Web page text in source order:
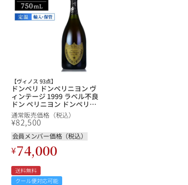
【ヴィノス 93点】
ドンペリ ドンペリニヨン ヴ
ィンテージ 1999 ラベル不良
ドン ペリニヨン ドンペリニ
ョン Dom Perignon
Vintage フランス シャンパ
ン シャンパーニュ【ol】
通常販売価格（税込）
¥82,500
会員メンバー価格（税込）
¥74,000
送料無料
クール便対応可能